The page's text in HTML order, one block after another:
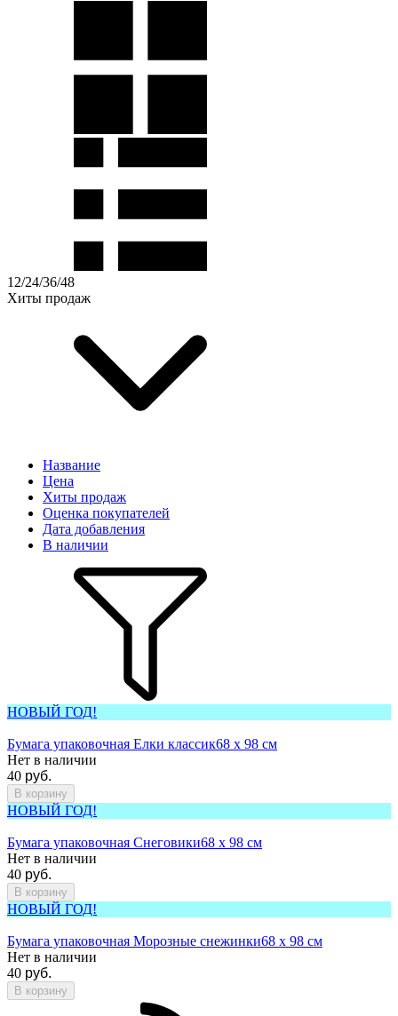
12/24/36/48
Хиты продаж
Название
Цена
Хиты продаж
Оценка покупателей
Дата добавления
В наличии
НОВЫЙ ГОД!
Бумага упаковочная Елки классик68 х 98 см
Нет в наличии
40 руб.
В корзину
НОВЫЙ ГОД!
Бумага упаковочная Снеговики68 х 98 см​
Нет в наличии
40 руб.
В корзину
НОВЫЙ ГОД!
Бумага упаковочная Морозные снежинки68 х 98 см
Нет в наличии
40 руб.
В корзину